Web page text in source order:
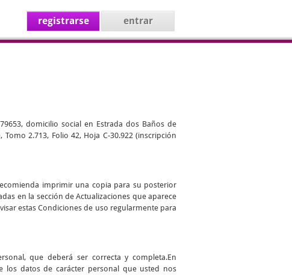
registrarse entrar
domicilio social en Estrada dos Baños de
2.713, Folio 42, Hoja C-30.922 (inscripción
imprimir una copia para su posterior
en la sección de Actualizaciones que aparece
estas Condiciones de uso regularmente para
que deberá ser correcta y completa.En
los datos de carácter personal que usted nos